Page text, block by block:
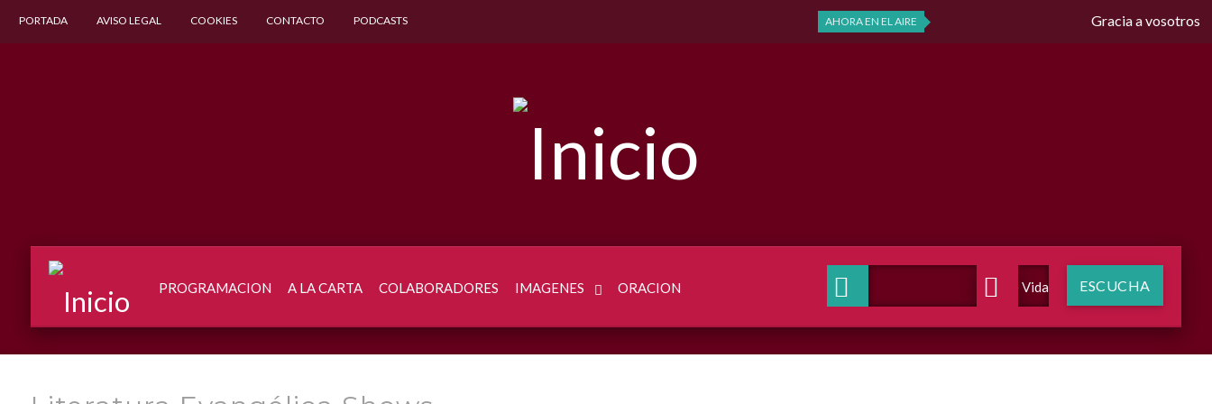
PORTADA AVISO LEGAL COOKIES CONTACTO PODCASTS AHORA EN EL AIRE Gracia a vosotros
PROGRAMACION A LA CARTA COLABORADORES IMAGENES ORACION Voz de Vida Radio ESCUCHA